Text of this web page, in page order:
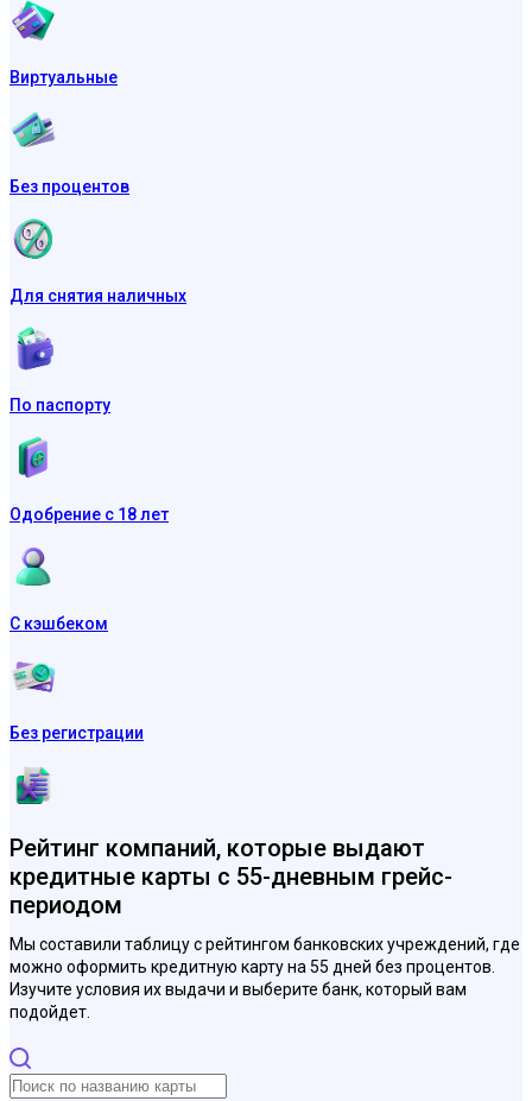
Виртуальные
Без процентов
Для снятия наличных
По паспорту
Одобрение с 18 лет
С кэшбеком
Без регистрации
Рейтинг компаний, которые выдают
кредитные карты с 55-дневным грейс-
периодом
Мы составили таблицу с рейтингом банковских учреждений, где
можно оформить кредитную карту на 55 дней без процентов.
Изучите условия их выдачи и выберите банк, который вам
подойдет.